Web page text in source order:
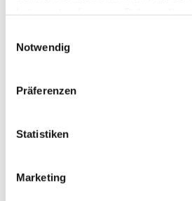
Notwendig
Präferenzen
Statistiken
Marketing